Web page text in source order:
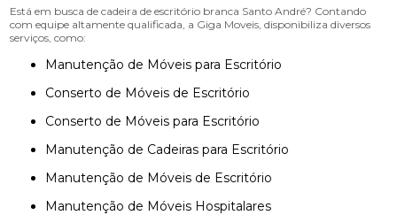
Está em busca de cadeira de escritório branca Santo André? Contando
com equipe altamente qualificada, a Giga Moveis, disponibiliza diversos
serviços, como:
Manutenção de Móveis para Escritório
Conserto de Móveis de Escritório
Conserto de Móveis para Escritório
Manutenção de Cadeiras para Escritório
Manutenção de Móveis de Escritório
Manutenção de Móveis Hospitalares